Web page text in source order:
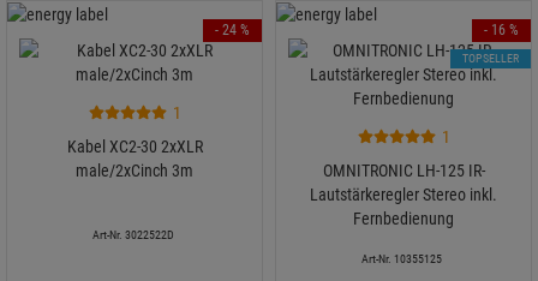
1
Kabel XC2-30 2xXLR
male/2xCinch 3m
Art-Nr. 3022522D
- 24 %
1
OMNITRONIC LH-125 IR-
Lautstärkeregler Stereo inkl.
Fernbedienung
Art-Nr. 10355125
- 16 %
TOPSELLER